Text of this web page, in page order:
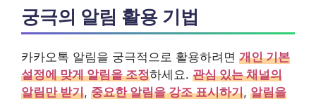
궁극의 알림 활용 기법
카카오톡 알림을 궁극적으로 활용하려면 개인 기본
설정에 맞게 알림을 조정하세요. 관심 있는 채널의
알림만 받기, 중요한 알림을 강조 표시하기, 알림을